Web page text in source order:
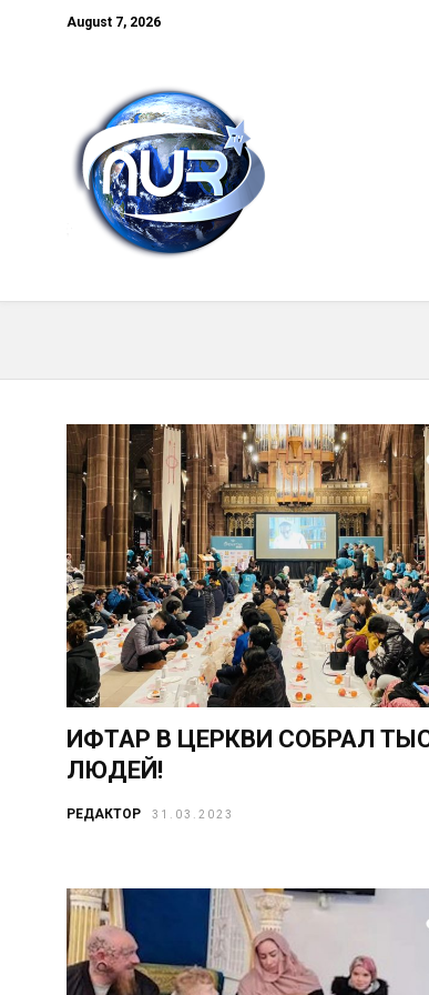
August 7, 2026
ИФТАР В ЦЕРКВИ СОБРАЛ
ЛЮДЕЙ!
РЕДАКТОР 31.03.2023